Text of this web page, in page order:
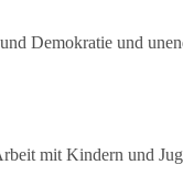
Demokratie und
mit Kindern und